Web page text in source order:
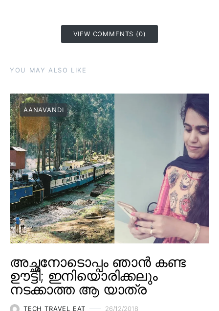
VIEW COMMENTS (0)
YOU MAY ALSO LIKE
AANAVANDI
അച്ഛനോടൊപ്പം ഞാൻ കണ്ട
ഊട്ടി; ഇനിയൊരിക്കലും
നടക്കാത്ത ആ യാത്ര
TECH TRAVEL EAT 26/12/2018